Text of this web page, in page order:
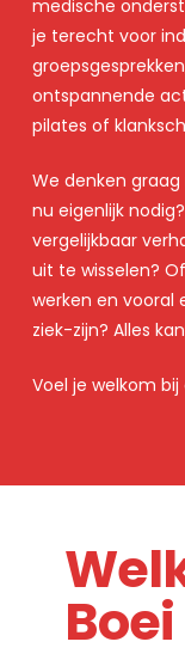
medische
je terecht voor
ontspannende
pilates of
We denken
nu eigenlijk
vergelijkbaar
uit te wisselen?
werken en vooral
ziek-zijn? Alles
Voel je welkom bij
Boei